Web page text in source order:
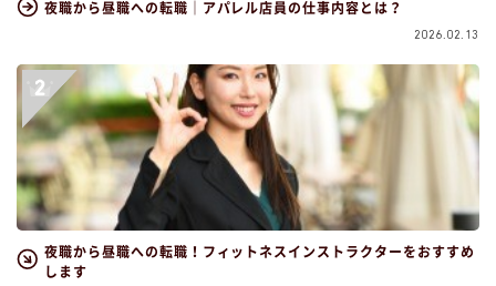
夜職から昼職への転職｜アパレル店員の仕事内容とは？
2026.02.13
夜職から昼職への転職！フィットネスインストラクターをおすすめ
します